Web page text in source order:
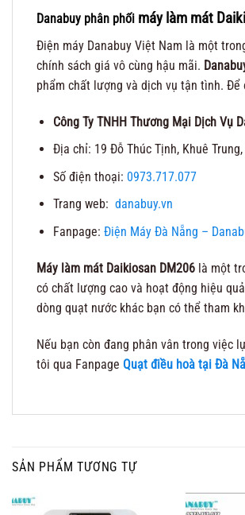
Danabuy phân phối máy làm mát
Điện máy Danabuy Việt Nam là một
chính sách giá vô cùng hậu mãi.
phẩm chất lượng và dịch vụ tận tình.
Công Ty TNHH Thương Mại Dịch Vụ
Địa chỉ: 19 Đỗ Thúc Tịnh, Khuê Trung,
Số điện thoại: 0973.717.077
Trang web: danabuy.vn
Fanpage: Điện Máy Đà Nẵng –
Máy làm mát Daikiosan DM206 là một
có chất lượng cao và hoạt động hiệu
dòng quạt nước khác bạn có thể tham
Nếu bạn còn đang phân vân trong việc
tôi qua Fanpage Quạt điều hoà tại Đà
SẢN PHẨM TƯƠNG TỰ